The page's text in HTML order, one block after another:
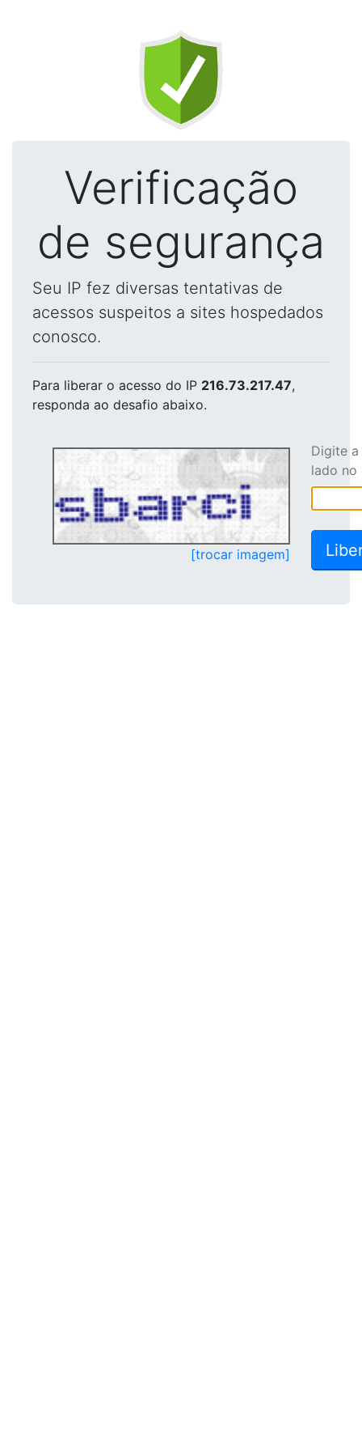
Verificação
de segurança
Seu IP fez diversas tentativas de
acessos suspeitos a sites hospedados
conosco.
Para liberar o acesso do IP 216.73.217.47,
responda ao desafio abaixo.
[trocar imagem]
Digite
lado no